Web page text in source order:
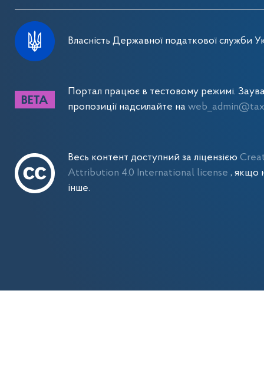
Власність Державної податкової служби
Портал працює в тестовому режимі.
пропозиції надсилайте на
Весь контент доступний за ліцензією
Attribution 4.0 International license , якщо
інше.